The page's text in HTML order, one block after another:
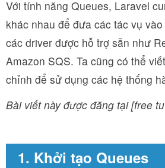
Với tính năng Queues, Laravel
khác nhau để đưa các tác vụ
các driver được hỗ trợ sẵn như
Amazon SQS. Ta cũng có thể
chỉnh để sử dụng các hệ thống
Bài viết này được đăng tại [free
1. Khởi tạo Queues